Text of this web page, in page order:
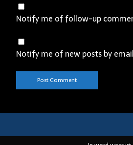
Notify me of follow-up
Notify me of new posts by